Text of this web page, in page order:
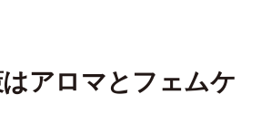
アロマとフェムケ